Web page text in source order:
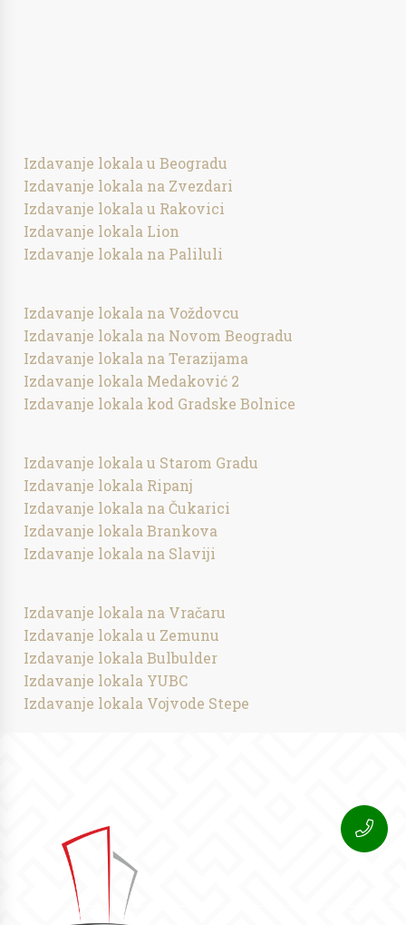
Izdavanje lokala u Beogradu
Izdavanje lokala na Zvezdari
Izdavanje lokala u Rakovici
Izdavanje lokala Lion
Izdavanje lokala na Paliluli
Izdavanje lokala na Voždovcu
Izdavanje lokala na Novom Beogradu
Izdavanje lokala na Terazijama
Izdavanje lokala Medaković 2
Izdavanje lokala kod Gradske Bolnice
Izdavanje lokala u Starom Gradu
Izdavanje lokala Ripanj
Izdavanje lokala na Čukarici
Izdavanje lokala Brankova
Izdavanje lokala na Slaviji
Izdavanje lokala na Vračaru
Izdavanje lokala u Zemunu
Izdavanje lokala Bulbulder
Izdavanje lokala YUBC
Izdavanje lokala Vojvode Stepe